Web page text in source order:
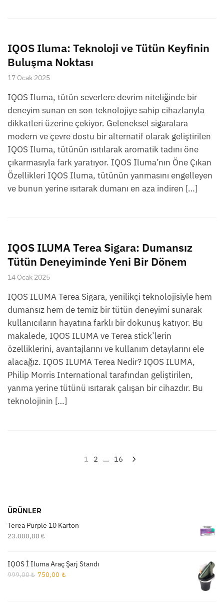
IQOS Iluma: Teknoloji ve Tütün Keyfinin
Buluşma Noktası
17 Ocak 2025
IQOS Iluma, tütün severlere devrim niteliğinde bir
deneyim sunan en son teknolojiye sahip cihazlarıyla
dikkatleri üzerine çekiyor. Geleneksel sigaralara
modern ve çevre dostu bir alternatif olarak geliştirilen
IQOS Iluma, tütünün ısıtılarak aromatik tadını öne
çıkarmasıyla fark yaratıyor. IQOS Iluma’nın Öne Çıkan
Özellikleri IQOS Iluma, tütünün yanmasını engelleyen
ve bunun yerine ısıtarak dumanı en aza indiren […]
IQOS ILUMA Terea Sigara: Dumansız
Tütün Deneyiminde Yeni Bir Dönem
14 Ocak 2025
IQOS ILUMA Terea Sigara, yenilikçi teknolojisiyle hem
dumansız hem de temiz bir tütün deneyimi sunarak
kullanıcıların hayatına farklı bir dokunuş katıyor. Bu
makalede, IQOS ILUMA ve Terea stick’lerin
özelliklerini, avantajlarını ve kullanım detaylarını ele
alacağız. IQOS ILUMA Terea Nedir? IQOS ILUMA,
Philip Morris International tarafından geliştirilen,
yanma yerine tütünü ısıtarak çalışan bir cihazdır. Bu
teknolojinin […]
1 2 … 16
ÜRÜNLER
Terea Purple 10 Karton
23.000,00 ₺
IQOS İ Iluma Araç Şarj Standı
999,00₺ Orijinal
750,00 ₺Şu